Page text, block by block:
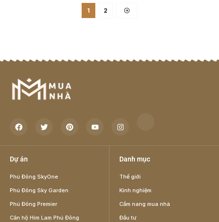
1 2
Dự án
Phú Đông SkyOne
Phú Đông Sky Garden
Phú Đông Premier
Căn hộ Him Lam Phú Đông
Danh mục
Thế giới
Kinh nghiệm
Cẩm nang mua nhà
Đầu tư